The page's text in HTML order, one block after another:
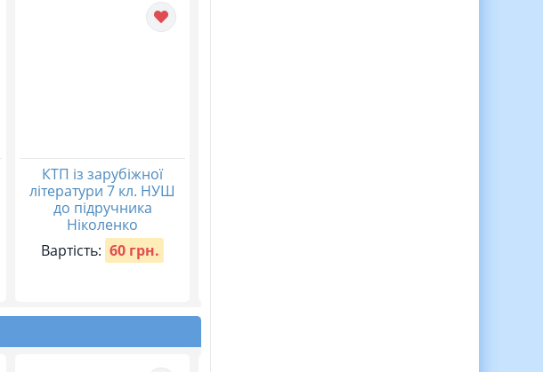
КТП із зарубіжної
літератури 7 кл. НУШ
до підручника
Ніколенко
Вартість: 60 грн.